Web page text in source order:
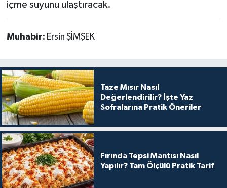
içme suyunu ulaştıracak.
Muhabir: Ersin ŞİMŞEK
Taze Mısır Nasıl
Değerlendirilir? İşte Yaz
Sofralarına Pratik Öneriler
Fırında Tepsi Mantısı Nasıl
Yapılır? Tam Ölçülü Pratik Tarif